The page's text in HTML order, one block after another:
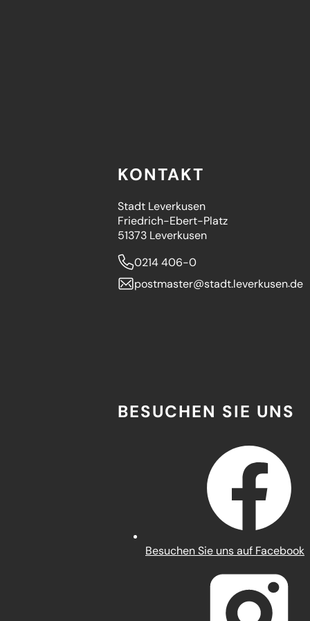
KONTAKT
Stadt Leverkusen
Friedrich-Ebert-Platz
51373 Leverkusen
0214 406-0
postmaster
stadt.leverkusende
BESUCHEN SIE UNS
Besuchen Sie uns auf Facebook